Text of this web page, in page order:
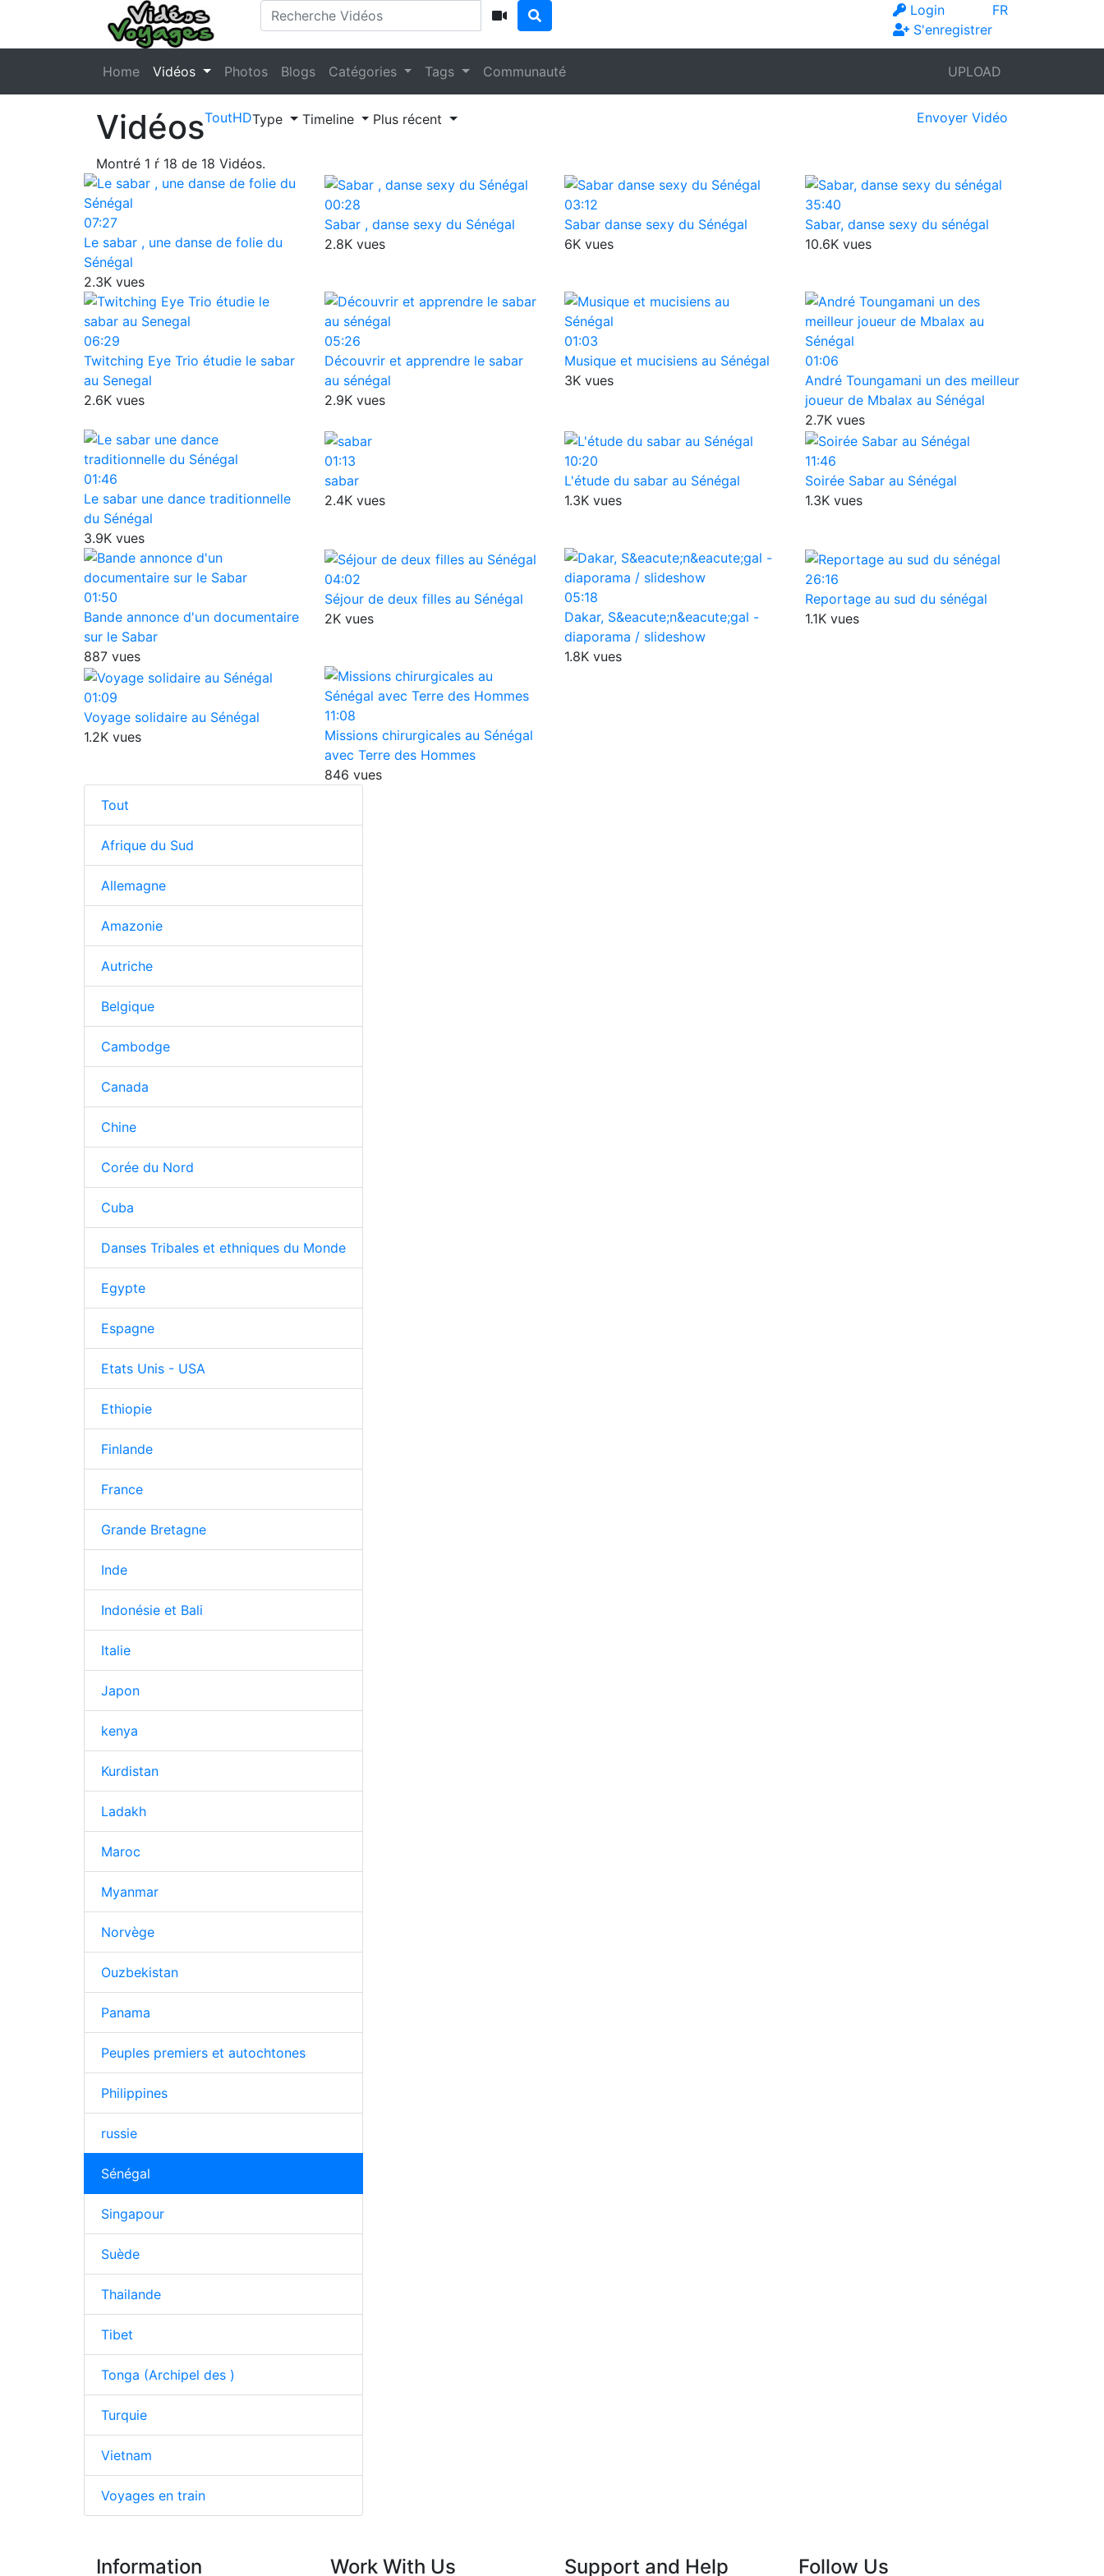
FR
Login
S'enregistrer
Home Vidéos Photos Blogs Catégories Tags Communauté UPLOAD
VidéosToutHDType Timeline Plus récent Envoyer Vidéo
Montré 1 ŕ 18 de 18 Vidéos.
07:27
Le sabar , une danse de folie du
Sénégal
2.3K vues
00:28
Sabar , danse sexy du Sénégal
2.8K vues
03:12
Sabar danse sexy du Sénégal
6K vues
35:40
Sabar, danse sexy du sénégal
10.6K vues
06:29
Twitching Eye Trio étudie le sabar
au Senegal
2.6K vues
05:26
Découvrir et apprendre le sabar
au sénégal
2.9K vues
01:03
Musique et mucisiens au Sénégal
3K vues
01:06
André Toungamani un des meilleur
joueur de Mbalax au Sénégal
2.7K vues
01:46
Le sabar une dance traditionnelle
du Sénégal
3.9K vues
01:13
sabar
2.4K vues
10:20
L'étude du sabar au Sénégal
1.3K vues
11:46
Soirée Sabar au Sénégal
1.3K vues
01:50
Bande annonce d'un documentaire
sur le Sabar
887 vues
04:02
Séjour de deux filles au Sénégal
2K vues
05:18
Dakar, S&eacute;n&eacute;gal -
diaporama / slideshow
1.8K vues
26:16
Reportage au sud du sénégal
1.1K vues
01:09
Voyage solidaire au Sénégal
1.2K vues
11:08
Missions chirurgicales au Sénégal
avec Terre des Hommes
846 vues
Tout
Afrique du Sud
Allemagne
Amazonie
Autriche
Belgique
Cambodge
Canada
Chine
Corée du Nord
Cuba
Danses Tribales et ethniques du Monde
Egypte
Espagne
Etats Unis - USA
Ethiopie
Finlande
France
Grande Bretagne
Inde
Indonésie et Bali
Italie
Japon
kenya
Kurdistan
Ladakh
Maroc
Myanmar
Norvège
Ouzbekistan
Panama
Peuples premiers et autochtones
Philippines
russie
Sénégal
Singapour
Suède
Thailande
Tibet
Tonga (Archipel des )
Turquie
Vietnam
Voyages en train
Information Work With Us Support and Help Follow Us